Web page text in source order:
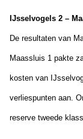
IJsselvogels 2 –
De resultaten van
Maassluis 1 pakte
kosten van
verliespunten aan.
reserve tweede